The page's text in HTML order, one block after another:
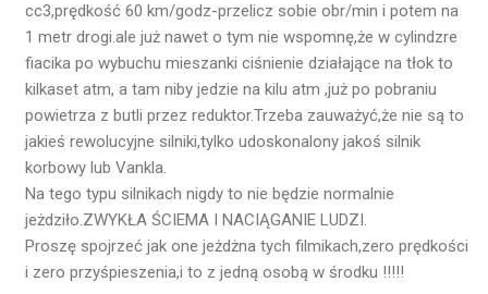
cc3,prędkość 60 km/godz-przelicz sobie obr/min i potem na
1 metr drogi.ale już nawet o tym nie wspomnę,że w cylindzre
fiacika po wybuchu mieszanki ciśnienie działające na tłok to
kilkaset atm, a tam niby jedzie na kilu atm ,już po pobraniu
powietrza z butli przez reduktor.Trzeba zauważyć,że nie są to
jakieś rewolucyjne silniki,tylko udoskonalony jakoś silnik
korbowy lub Vankla.
Na tego typu silnikach nigdy to nie będzie normalnie
jeżdziło.ZWYKŁA ŚCIEMA I NACIĄGANIE LUDZI.
Proszę spojrzeć jak one jeżdżna tych filmikach,zero prędkości
i zero przyśpieszenia,i to z jedną osobą w środku !!!!!